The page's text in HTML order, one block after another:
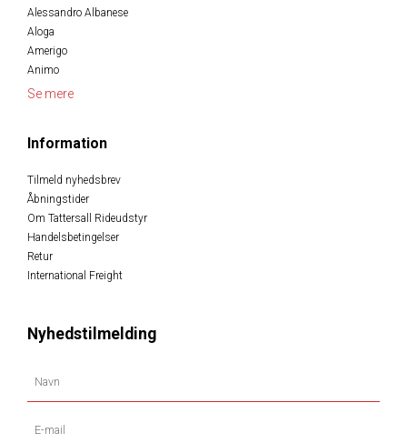
Alessandro Albanese
Aloga
Amerigo
Animo
Se mere
Information
Tilmeld nyhedsbrev
Åbningstider
Om Tattersall Rideudstyr
Handelsbetingelser
Retur
International Freight
Nyhedstilmelding